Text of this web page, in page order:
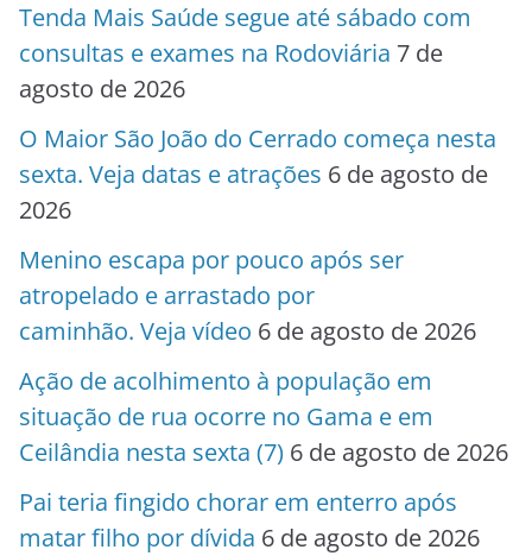
Tenda Mais Saúde segue até sábado com
consultas e exames na Rodoviária 7 de
agosto de 2026
O Maior São João do Cerrado começa nesta
sexta. Veja datas e atrações 6 de agosto de
2026
Menino escapa por pouco após ser
atropelado e arrastado por
caminhão. Veja vídeo 6 de agosto de 2026
Ação de acolhimento à população em
situação de rua ocorre no Gama e em
Ceilândia nesta sexta (7) 6 de agosto de 2026
Pai teria fingido chorar em enterro após
matar filho por dívida 6 de agosto de 2026